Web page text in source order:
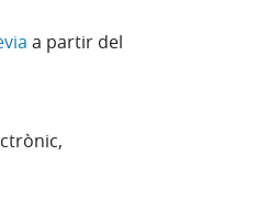
a partir del